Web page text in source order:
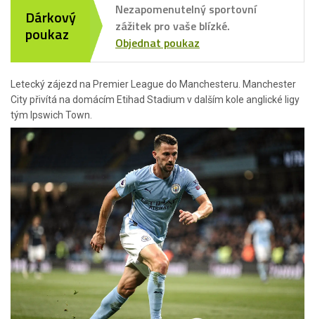
Letecký zájezd na Premier League do Manchesteru. Manchester
City přivítá na domácím Etihad Stadium v dalším kole anglické ligy
tým Ipswich Town.
Dárkový
poukaz
Nezapomenutelný sportovní
zážitek pro vaše blízké.
Objednat poukaz